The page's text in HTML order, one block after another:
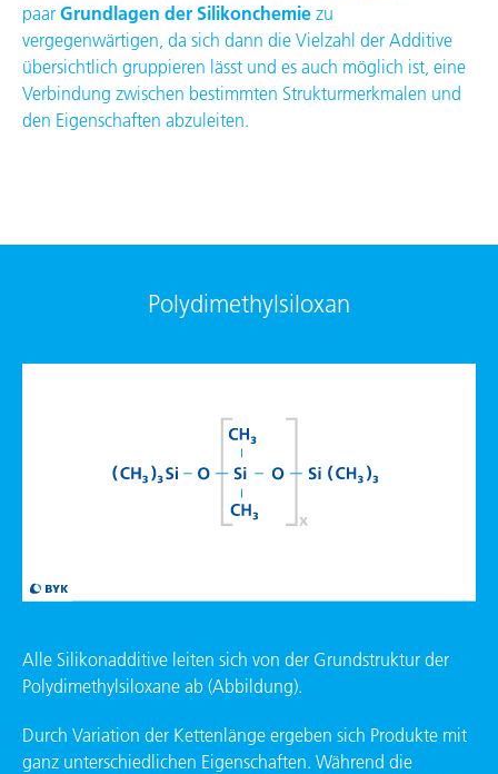
paar Grundlagen der Silikon­chemie zu
vergegenwärtigen, da sich dann die Vielzahl der Additive
übersichtlich gruppieren lässt und es auch möglich ist, eine
Verbindung zwischen bestimmten Strukturmerkmalen und
den Eigenschaften abzuleiten.
Polydimethylsiloxan
Alle Silikonadditive leiten sich von der Grundstruktur der
Polydimethylsiloxane ab (Abbildung).
Durch Variation der Kettenlänge ergeben sich Produkte mit
ganz unterschiedlichen Eigenschaften. Während die